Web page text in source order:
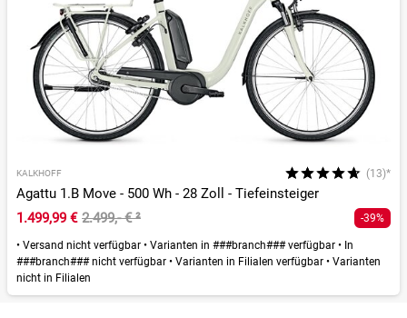
KALKHOFF (13)*
Agattu 1.B Move - 500 Wh - 28 Zoll - Tiefeinsteiger
1.499,99 € 2.499,- €² -39%
• Versand nicht verfügbar • Varianten in ###branch### verfügbar • In
###branch### nicht verfügbar • Varianten in Filialen verfügbar • Varianten
nicht in Filialen